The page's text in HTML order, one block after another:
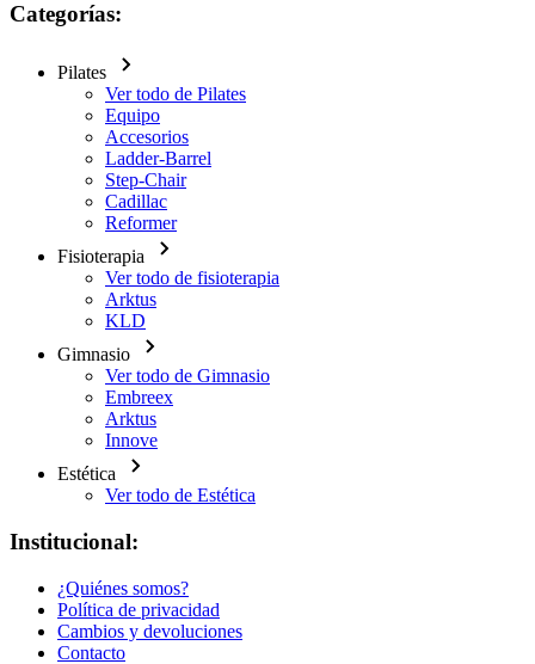
Categorías:
Pilates
Ver todo de Pilates
Equipo
Accesorios
Ladder-Barrel
Step-Chair
Cadillac
Reformer
Fisioterapia
Ver todo de fisioterapia
Arktus
KLD
Gimnasio
Ver todo de Gimnasio
Embreex
Arktus
Innove
Estética
Ver todo de Estética
Institucional:
¿Quiénes somos?
Política de privacidad
Cambios y devoluciones
Contacto